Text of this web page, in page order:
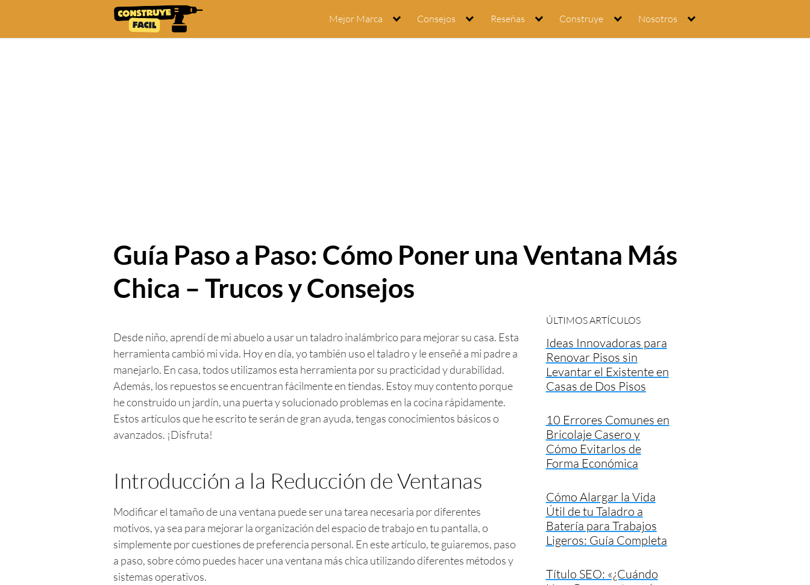
content
Mejor Marca Consejos Reseñas Construye Nosotros
Guía Paso a Paso: Cómo Poner una Ventana Más
Chica – Trucos y Consejos
Desde niño, aprendí de mi abuelo a usar un taladro inalámbrico para mejorar su casa. Esta
herramienta cambió mi vida. Hoy en día, yo también uso el taladro y le enseñé a mi padre a
manejarlo. En casa, todos utilizamos esta herramienta por su practicidad y durabilidad.
Además, los repuestos se encuentran fácilmente en tiendas. Estoy muy contento porque
he construido un jardín, una puerta y solucionado problemas en la cocina rápidamente.
Estos artículos que he escrito te serán de gran ayuda, tengas conocimientos básicos o
avanzados. ¡Disfruta!
Introducción a la Reducción de Ventanas
Modificar el tamaño de una ventana puede ser una tarea necesaria por diferentes
motivos, ya sea para mejorar la organización del espacio de trabajo en tu pantalla, o
simplemente por cuestiones de preferencia personal. En este artículo, te guiaremos, paso
a paso, sobre cómo puedes hacer una ventana más chica utilizando diferentes métodos y
sistemas operativos.
ÚLTIMOS ARTÍCULOS
Ideas Innovadoras para
Renovar Pisos sin
Levantar el Existente en
Casas de Dos Pisos
10 Errores Comunes en
Bricolaje Casero y
Cómo Evitarlos de
Forma Económica
Cómo Alargar la Vida
Útil de tu Taladro a
Batería para Trabajos
Ligeros: Guía Completa
Título SEO: «¿Cuándo